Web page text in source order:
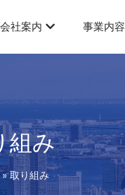
会社案内 事業内容
組み
取り組み